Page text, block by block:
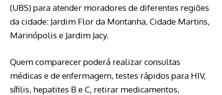
(UBS) para atender moradores de diferentes regiões
da cidade: Jardim Flor da Montanha, Cidade Martins,
Marinópolis e Jardim Jacy.
Quem comparecer poderá realizar consultas
médicas e de enfermagem, testes rápidos para HIV,
sífilis, hepatites B e C, retirar medicamentos,